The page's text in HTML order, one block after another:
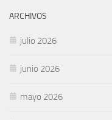
ARCHIVOS
julio 2026
junio 2026
mayo 2026